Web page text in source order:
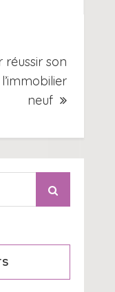
réussir son
neuf